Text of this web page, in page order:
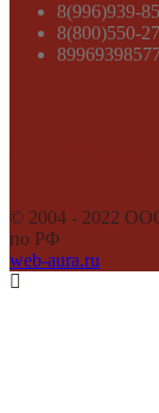
8(996)939-
8(800)550-
© 2004 - 2022
по РФ
web-aura.ru